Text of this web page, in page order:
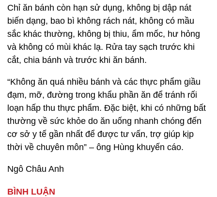
Chỉ ăn bánh còn hạn sử dụng, không bị dập nát
biến dạng, bao bì không rách nát, không có mầu
sắc khác thường, không bị thiu, ẩm mốc, hư hỏng
và không có mùi khác lạ. Rửa tay sạch tr­ước khi
cắt, chia bánh và trước khi ăn bánh.
“Không ăn quá nhiều bánh và các thực phẩm giầu
đạm, mỡ, đường trong khẩu phần ăn để tránh rối
loạn hấp thu thực phẩm. Đặc biệt, khi có những bất
thường về sức khỏe do ăn uống nhanh chóng đến
cơ sở y tế gần nhất để được tư vấn, trợ giúp kịp
thời về chuyên môn” – ông Hùng khuyến cáo.
Ngô Châu Anh